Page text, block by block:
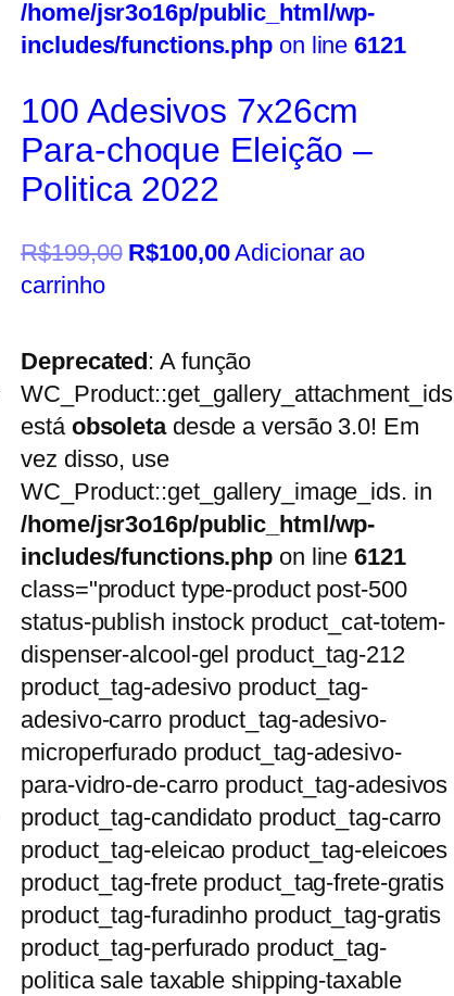
/home/jsr3o16p/public_html/wp-
includes/functions.php on line6121
100 Adesivos 7x26cm
Para-choque Eleição –
Politica 2022
R$199,00 R$100,00Adicionar ao
carrinho
Deprecated: A função
WC_Product::get_gallery_attachment_ids
está obsoletadesde a versão 3.0! Em
vez disso, use
WC_Product::get_gallery_image_ids. in
/home/jsr3o16p/public_html/wp-
includes/functions.php on line6121
class="product type-product post-500
status-publish instock product_cat-totem-
dispenser-alcool-gel product_tag-212
product_tag-adesivo product_tag-
adesivo-carro product_tag-adesivo-
microperfurado product_tag-adesivo-
para-vidro-de-carro product_tag-adesivos
product_tag-candidato product_tag-carro
product_tag-eleicao product_tag-eleicoes
product_tag-frete product_tag-frete-gratis
product_tag-furadinho product_tag-gratis
product_tag-perfurado product_tag-
politica sale taxable shipping-taxable